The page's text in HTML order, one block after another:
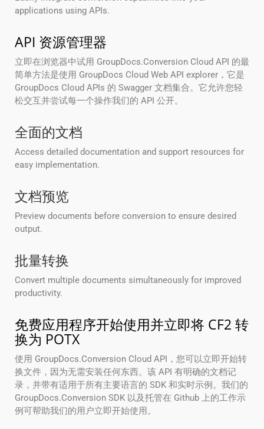
applications using APIs.
API 资源管理器
立即在浏览器中试用 GroupDocs.Conversion Cloud API 的最
简单方法是使用 GroupDocs Cloud Web API explorer，它是
GroupDocs Cloud APIs 的 Swagger 文档集合。它允许您轻
松交互并尝试每一个操作我们的 API 公开。
全面的文档
Access detailed documentation and support resources for
easy implementation.
文档预览
Preview documents before conversion to ensure desired
output.
批量转换
Convert multiple documents simultaneously for improved
productivity.
免费应用程序开始使用并立即将 CF2 转
换为 POTX
使用 GroupDocs.Conversion Cloud API，您可以立即开始转
换文件，因为无需安装任何东西。该 API 有明确的文档记
录，并带有适用于所有主要语言的 SDK 和实时示例。我们的
GroupDocs.Conversion SDK 以及托管在 Github 上的工作示
例可帮助我们的用户立即开始使用。